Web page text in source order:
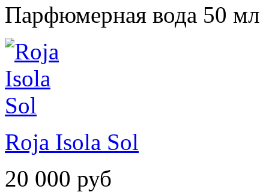
Парфюмерная вода 50 мл
Roja Isola Sol
20 000 руб